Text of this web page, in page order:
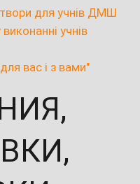
твори для учнів ДМШ
учнів
вас і з вами"